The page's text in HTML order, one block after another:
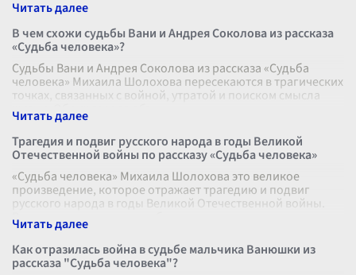
В чем схожи судьбы Вани и Андрея Соколова из рассказа
«Судьба человека»?
Судьбы Вани и Андрея Соколова из рассказа «Судьба
человека» Михаила Шолохова пересекаются в трагических
точках, связанных с войной, утратой и поиском смысла
жизни. Обоих героев объ
Трагедия и подвиг русского народа в годы Великой
Отечественной войны по рассказу «Судьба человека»
«Судьба человека» Михаила Шолохова это великое
произведение, которое отражает трагедию и подвиг
русского народа в годы Великой Отечественной войны.
Рассказ этот невелик по объему,
Как отразилась война в судьбе мальчика Ванюшки из
рассказа "Судьба человека"?